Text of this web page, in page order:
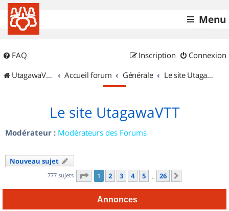
Menu
FAQ Connexion
Inscription
UtagawaVTT (Randos VTT et VTTAE avec traces GPS)
Accueil forum Générale Le site UtagawaVTT
Le site UtagawaVTT
Modérateur : Modérateurs des Forums
Nouveau sujet
777 sujets Page 1sur
1 2 3 4 5 … 26
Annonces